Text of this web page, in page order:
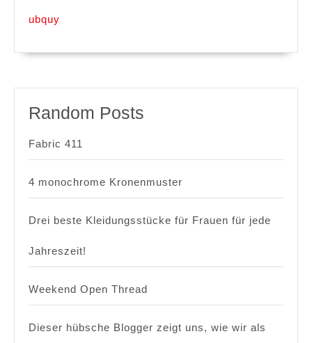
ubquy
Random Posts
Fabric 411
4 monochrome Kronenmuster
Drei beste Kleidungsstücke für Frauen für jede
Jahreszeit!
Weekend Open Thread
Dieser hübsche Blogger zeigt uns, wie wir als